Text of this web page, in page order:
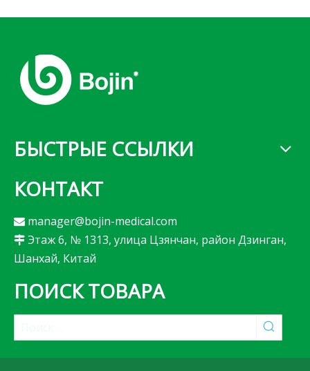
БЫСТРЫЕ ССЫЛКИ
КОНТАКТ
 manager@bojin-medical.com
 Этаж 6, № 1313, улица Цзянчан, район Дзинган,
Шанхай, Китай
ПОИСК ТОВАРА